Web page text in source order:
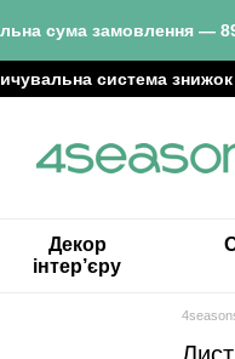
сума замовлення —
система знижок
Декор
інтер’єру